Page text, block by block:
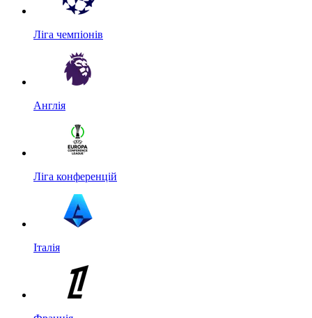
Ліга чемпіонів
Англія
Ліга конференцій
Італія